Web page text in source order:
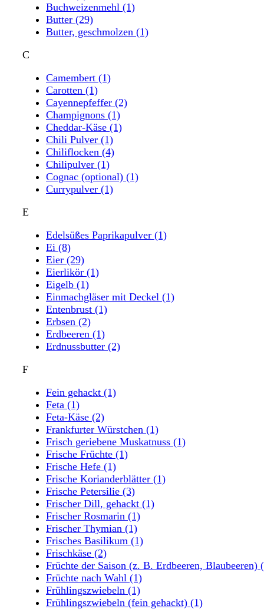
Buchweizenmehl (1)
Butter (29)
Butter, geschmolzen (1)
C
Camembert (1)
Carotten (1)
Cayennepfeffer (2)
Champignons (1)
Cheddar-Käse (1)
Chili Pulver (1)
Chiliflocken (4)
Chilipulver (1)
Cognac (optional) (1)
Currypulver (1)
E
Edelsüßes Paprikapulver (1)
Ei (8)
Eier (29)
Eierlikör (1)
Eigelb (1)
Einmachgläser mit Deckel (1)
Entenbrust (1)
Erbsen (2)
Erdbeeren (1)
Erdnussbutter (2)
F
Fein gehackt (1)
Feta (1)
Feta-Käse (2)
Frankfurter Würstchen (1)
Frisch geriebene Muskatnuss (1)
Frische Früchte (1)
Frische Hefe (1)
Frische Korianderblätter (1)
Frische Petersilie (3)
Frischer Dill, gehackt (1)
Frischer Rosmarin (1)
Frischer Thymian (1)
Frisches Basilikum (1)
Frischkäse (2)
Früchte der Saison (z. B. Erdbeeren, Blaubeeren)
Früchte nach Wahl (1)
Frühlingszwiebeln (1)
Frühlingszwiebeln (fein gehackt) (1)